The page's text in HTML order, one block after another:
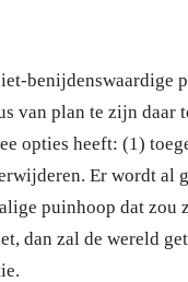
benijdenswaardige
van plan te zijn daar
opties heeft: (1)
Er wordt al
puinhoop dat zou
dan zal de wereld